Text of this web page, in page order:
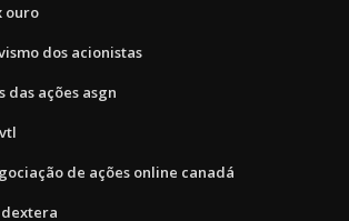
ouro
dos acionistas
das ações asgn
de ações online canadá